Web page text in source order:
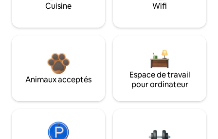
Cuisine Wifi
Animaux acceptés
Espace de travail
pour ordinateur